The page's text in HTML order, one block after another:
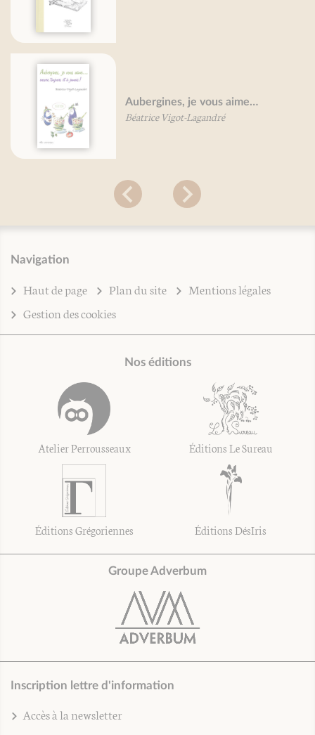
Aubergines, je vous aime…
Béatrice Vigot-Lagandré
Navigation
Haut de page Plan du site
Mentions légales
Gestion des cookies
Nos éditions
Atelier Perrousseaux Éditions Le Sureau
Éditions Grégoriennes Éditions DésIris
Groupe Adverbum
Inscription lettre d'information
Accès à la newsletter